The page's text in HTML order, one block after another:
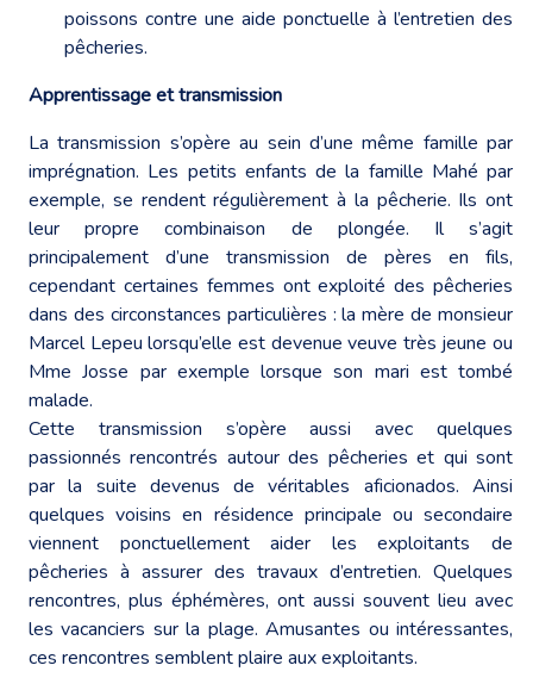
poissons contre une aide ponctuelle à l’entretien des
pêcheries.
Apprentissage et transmission
La transmission s’opère au sein d’une même famille par
imprégnation. Les petits enfants de la famille Mahé par
exemple, se rendent régulièrement à la pêcherie. Ils ont
leur propre combinaison de plongée. Il s’agit
principalement d’une transmission de pères en fils,
cependant certaines femmes ont exploité des pêcheries
dans des circonstances particulières : la mère de monsieur
Marcel Lepeu lorsqu’elle est devenue veuve très jeune ou
Mme Josse par exemple lorsque son mari est tombé
malade.
Cette transmission s’opère aussi avec quelques
passionnés rencontrés autour des pêcheries et qui sont
par la suite devenus de véritables aficionados. Ainsi
quelques voisins en résidence principale ou secondaire
viennent ponctuellement aider les exploitants de
pêcheries à assurer des travaux d’entretien. Quelques
rencontres, plus éphémères, ont aussi souvent lieu avec
les vacanciers sur la plage. Amusantes ou intéressantes,
ces rencontres semblent plaire aux exploitants.